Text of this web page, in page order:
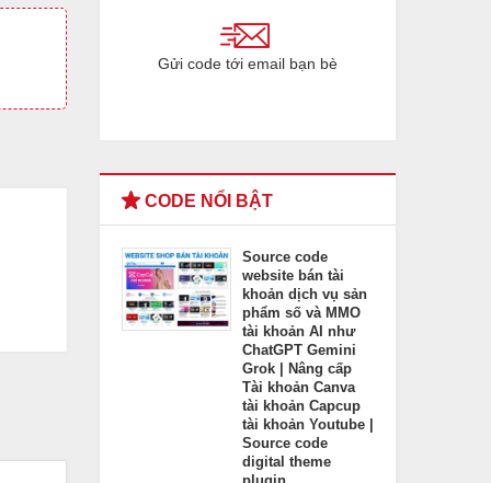
Gửi code tới email bạn bè
CODE NỔI BẬT
Source code
website bán tài
khoản dịch vụ sản
phẩm số và MMO
tài khoản AI như
ChatGPT Gemini
Grok | Nâng cấp
Tài khoản Canva
tài khoản Capcup
tài khoản Youtube |
Source code
digital theme